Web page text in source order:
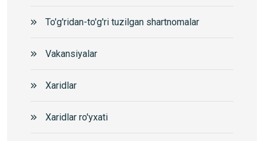
To'g'ridan-to'g'ri tuzilgan shartnomalar
Vakansiyalar
Xaridlar
Xaridlar ro'yxati